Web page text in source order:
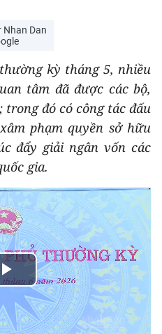
Nhan Dan
kỳ tháng 5, nhiều
tâm đã được các bộ,
đó có công tác đấu
phạm quyền sở hữu
đẩy giải ngân vốn các
gia.
Play
Video